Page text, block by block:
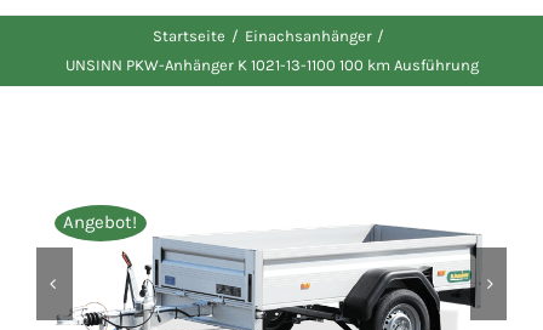
Startseite
Einachsanhänger
UNSINN PKW-Anhänger K 1021-13-1100 100 km Ausführung
Angebot!